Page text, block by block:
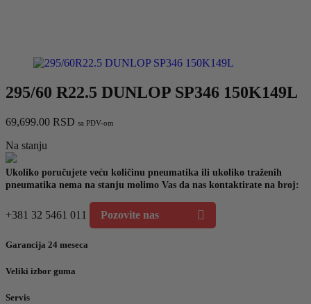
295/60 R22.5 DUNLOP SP346 150K149L
69,699.00 RSD sa PDV-om
Na stanju
Ukoliko poručujete veću količinu pneumatika ili ukoliko traženih
pneumatika nema na stanju molimo Vas da nas kontaktirate na broj:
+381 32 5461 011 Pozovite nas
Garancija 24 meseca
Veliki izbor guma
Servis